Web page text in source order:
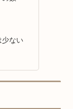
少ない